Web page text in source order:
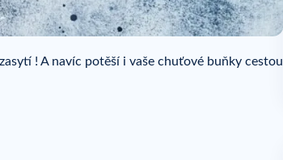
! A navíc potěší i vaše chuťové buňky cestou